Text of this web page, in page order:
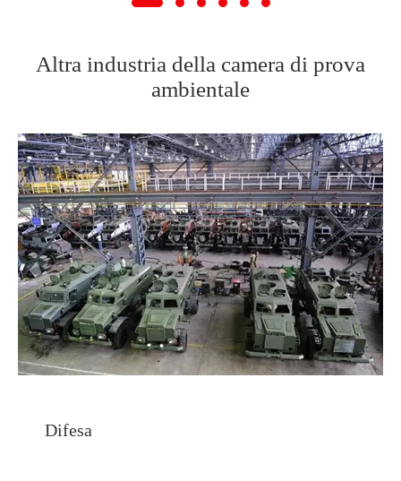
Altra industria della camera di prova
ambientale
Difesa